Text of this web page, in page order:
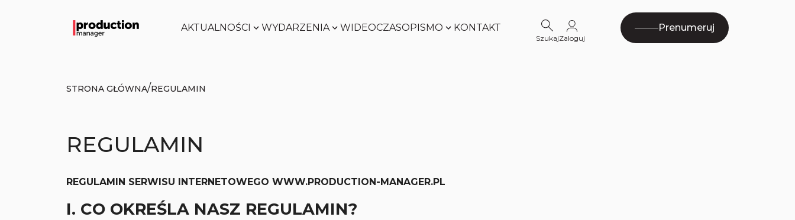
AKTUALNOŚCI WYDARZENIA
WORLD
Zobacz
WIDEOCZASOPISMO KONTAKT
SzukajZaloguj
Prenumeruj
STRONA GŁÓWNA/REGULAMIN
REGULAMIN
REGULAMIN SERWISU INTERNETOWEGO WWW.PRODUCTION-MANAGER.PL
I. CO OKREŚLA NASZ REGULAMIN?